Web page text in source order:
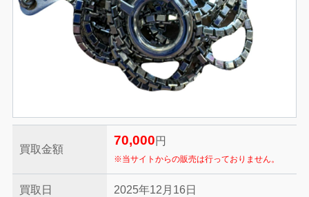
買取金額
70,000 円
※当サイトからの販売は行っておりません。
買取日 2025年12月16日